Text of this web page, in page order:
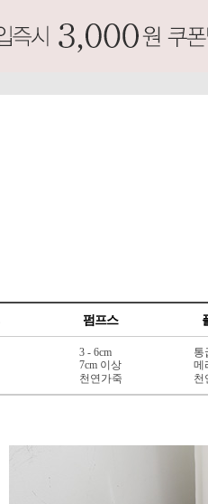
펌프스
3 - 6cm
7cm 이상
천연가죽
통
메
천